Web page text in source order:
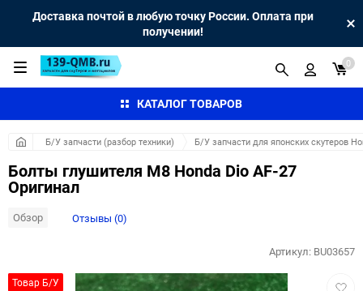
Доставка почтой в любую точку России. Оплата при
получении!
КАТАЛОГ ТОВАРОВ
0
Б/У запчасти (разбор техники) Б/У запчасти для японских скутеров
Болты глушителя M8 Honda Dio AF-27
Оригинал
Обзор Отзывы (0)
Товар Б/У
Артикул: BU03657